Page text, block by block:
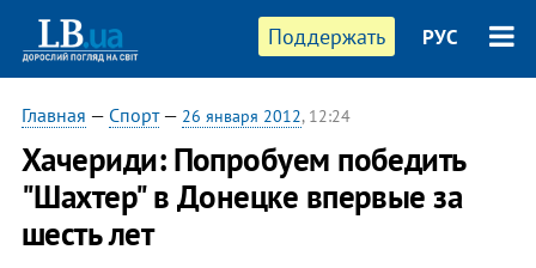
Поддержать РУС
Главная — Спорт— 26 января 2012, 12:24
Хачериди: Попробуем победить
"Шахтер" в Донецке впервые за
шесть лет